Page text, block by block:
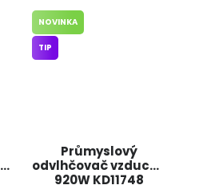
Průmyslový
odvlhčovač vzduchu
920W KD11748
NOVINKA
TIP